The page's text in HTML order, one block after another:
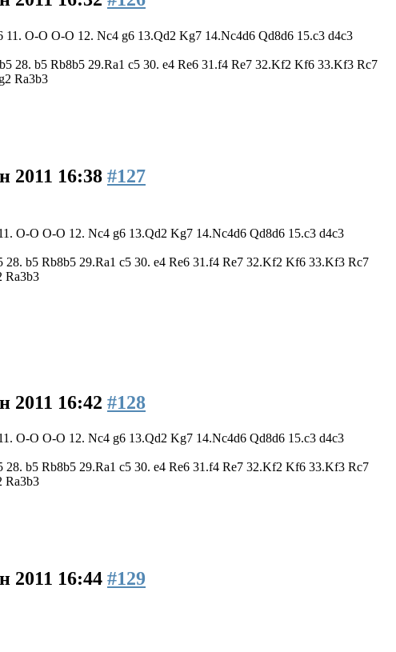
O-O O-O 12. Nc4 g6 13.Qd2 Kg7 14.Nc4d6 Qd8d6 15.c3 d4c3
28. b5 Rb8b5 29.Ra1 c5 30. e4 Re6 31.f4 Re7 32.Kf2 Kf6 33.Kf3 Rc7
Ra3b3
2011 16:38 #127
O-O O-O 12. Nc4 g6 13.Qd2 Kg7 14.Nc4d6 Qd8d6 15.c3 d4c3
b5 Rb8b5 29.Ra1 c5 30. e4 Re6 31.f4 Re7 32.Kf2 Kf6 33.Kf3 Rc7
Ra3b3
2011 16:42 #128
O-O O-O 12. Nc4 g6 13.Qd2 Kg7 14.Nc4d6 Qd8d6 15.c3 d4c3
b5 Rb8b5 29.Ra1 c5 30. e4 Re6 31.f4 Re7 32.Kf2 Kf6 33.Kf3 Rc7
Ra3b3
2011 16:44 #129